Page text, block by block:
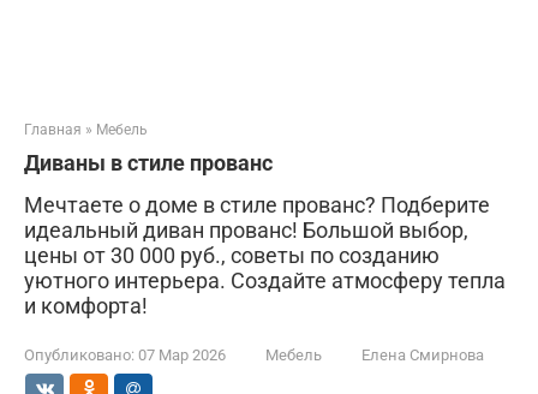
Главная » Мебель
Диваны в стиле прованс
Мечтаете о доме в стиле прованс? Подберите
идеальный диван прованс! Большой выбор,
цены от 30 000 руб., советы по созданию
уютного интерьера. Создайте атмосферу тепла
и комфорта!
Опубликовано: 07 Мар 2026 Мебель Елена Смирнова